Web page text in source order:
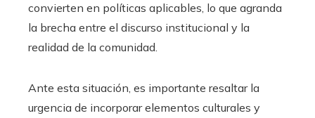
convierten en políticas aplicables, lo que agranda
la brecha entre el discurso institucional y la
realidad de la comunidad.
Ante esta situación, es importante resaltar la
urgencia de incorporar elementos culturales y